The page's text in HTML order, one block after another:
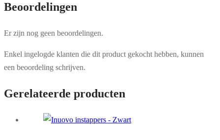
Beoordelingen
Er zijn nog geen beoordelingen.
Enkel ingelogde klanten die dit product gekocht hebben, kunnen
een beoordeling schrijven.
Gerelateerde producten